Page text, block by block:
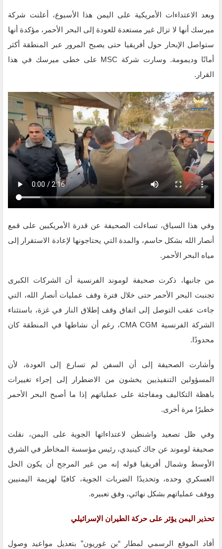
وبعد الاعتداءات الأمريكية على اليمن هذا الأسبوع، أعلنت شركة
ميرسك أنها لا تزال غير مستعدة للعودة إلى البحر الأحمر، مؤكدة أنها
ستواصل الإبحار حول أفريقيا حتى يصبح المرور عبر المنطقة أكثر
أمانًا وديمومة. وسارت شركة MSC على خطى ميرسك في هذا
القرار.
وفي هذا السياق، تساءلت الصحيفة عن قدرة الأمريكيين على قمع
أنصار الله بشكل حاسم، والمدة التي يحتاجونها لإعادة الاستقرار إلى
مياه البحر الأحمر.
من جانبها، ذكرت صحيفة لوموند الفرنسية أن الشركات الكبرى
تجنبت البحر الأحمر حتى خلال فترة وقف عمليات أنصار الله، التي
جاءت عقب التوصل إلى اتفاق وقف إطلاق النار في غزة، باستثناء
الشركة الفرنسية CMA CGM، رغم أن نشاطها في المنطقة كان
محدودًا.
وأشارت الصحيفة إلى أن السفن لم تسارع إلى العودة، لأن
المسؤولين التنفيذيين يخشون من الاضطرار إلى إجراء تغييرات
باهظة التكاليف ومفاجئة على عملياتهم إذا ما أصبح البحر الأحمر
خطيرًا مرة أخرى.
وفي ظل تصعيد واشنطن لاعتداءاتها الجوية على اليمن، نقلت
صحيفة لوموند عن جاك كينيدي، رئيس مؤسسة المخاطر في الشرق
الأوسط وشمال أفريقيا قوله إنه من غير المرجح أن يكون الحل
العسكري وحده، وتحديدًا الضربات الجوية، كافيًا لهزيمة اليمنيين
ووقف عملياتهم بشكل نهائي، وفق تعبيره.
تحذير اليمن يؤثر على حركة الطيران الإسرائيلي
أفاد الموقع الرسمي لمطار “بن غوريون” بتعديل مواعيد وصول